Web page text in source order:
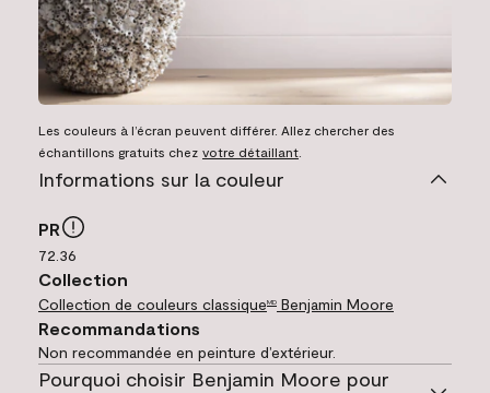
Les couleurs à l’écran peuvent différer. Allez chercher des
échantillons gratuits chez votre détaillant
Informations sur la couleur
PR
72.36
Collection
Collection de couleurs classiqueMD Benjamin Moore
Recommandations
Non recommandée en peinture d’extérieur.
Pourquoi choisir Benjamin Moore pour